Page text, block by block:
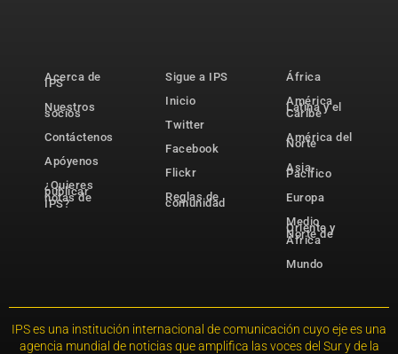
Acerca de
IPS
Nuestros
socios
Contáctenos
Apóyenos
¿Quieres
publicar
notas de
IPS?
Sigue a IPS
Inicio
Twitter
Facebook
Flickr
Reglas de
comunidad
África
América
Latina y el
Caribe
América del
Norte
Asia-
Pacífico
Europa
Medio
Oriente y
Norte de
África
Mundo
IPS es una institución internacional de comunicación cuyo eje es una
agencia mundial de noticias que amplifica las voces del Sur y de la